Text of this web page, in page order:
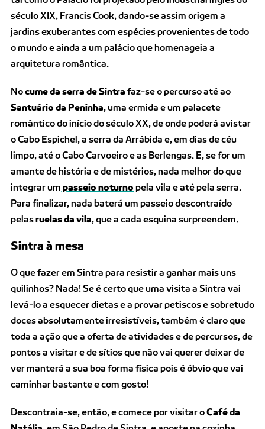
século XIX, Francis Cook, dando-se assim origem a
jardins exuberantes com espécies provenientes de todo
o mundo e ainda a um palácio que homenageia a
arquitetura romântica.
Nocume da serra de Sintra faz-se o percurso até ao
Santuário da Peninha, uma ermida e um palacete
romântico do início do século XX, de onde poderá avistar
o Cabo Espichel, a serra da Arrábida e, em dias de céu
limpo, até o Cabo Carvoeiro e as Berlengas. E, se for um
amante de história e de mistérios, nada melhor do que
integrar um passeio noturno pela vila e até pela serra.
Para finalizar, nada baterá um passeio descontraído
pelasruelas da vila, que a cada esquina surpreendem.
Sintra à mesa
O que fazer em Sintra para resistir a ganhar mais uns
quilinhos? Nada! Se é certo que uma visita a Sintra vai
levá-lo a esquecer dietas e a provar petiscos e sobretudo
doces absolutamente irresistíveis, também é claro que
toda a ação que a oferta de atividades e de percursos, de
pontos a visitar e de sítios que não vai querer deixar de
ver manterá a sua boa forma física pois é óbvio que vai
caminhar bastante e com gosto!
Descontraia-se, então, e comece por visitar oCafé da